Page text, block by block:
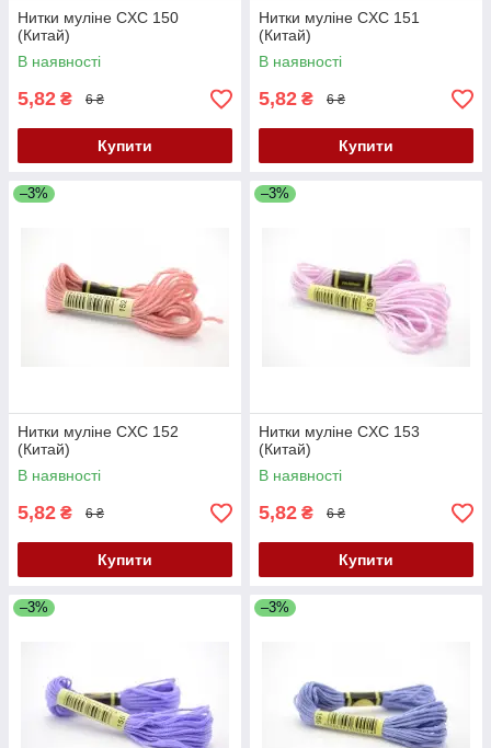
Нитки муліне CXC 150
(Китай)
В наявності
5,82 ₴ 6 ₴
Купити
Нитки муліне CXC 151
(Китай)
В наявності
5,82 ₴ 6 ₴
Купити
–3%
Нитки муліне CXC 152
(Китай)
В наявності
5,82 ₴ 6 ₴
Купити
–3%
Нитки муліне CXC 153
(Китай)
В наявності
5,82 ₴ 6 ₴
Купити
–3% –3%